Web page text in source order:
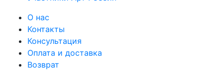
О нас
Контакты
Консультация
Оплата и доставка
Возврат